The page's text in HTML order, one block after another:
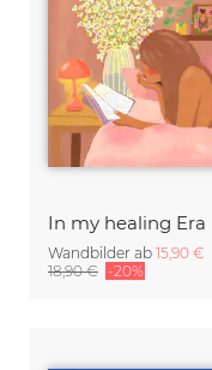
In my healing Era
Wandbilder ab 15,90 €
18,90 € -20%